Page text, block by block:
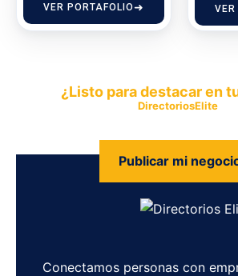
VER PORTAFOLIO VER
¿Listo para destacar en
DirectoriosElite
Publicar mi
Conectamos personas con